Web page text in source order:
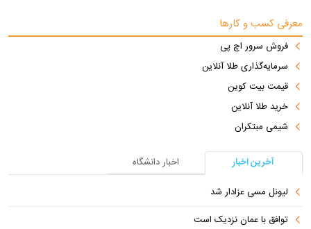
معرفی کسب و کارها
فروش سرور اچ پی
سرمایه‌گذاری طلا آنلاین
قیمت بیت کوین
خرید طلا آنلاین
شیمی مبتکران
آخرین اخبار
اخبار دانشگاه
لیونل مسی عزادار شد
توافق با عمان نزدیک است